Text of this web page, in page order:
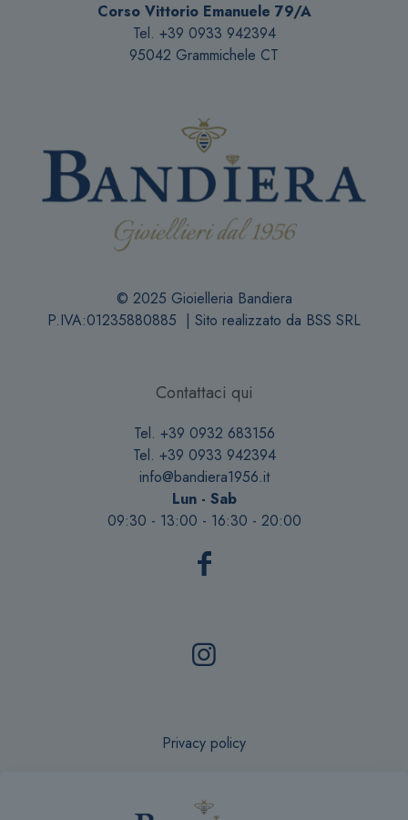
Corso Vittorio Emanuele 79/A
Tel. +39 0933 942394
95042 Grammichele CT
© 2025 Gioielleria Bandiera
P.IVA:01235880885 | Sito realizzato da BSS SRL
Contattaci qui
Tel. +39 0932 683156
Tel. +39 0933 942394
info@bandiera1956.it
Lun - Sab
09:30 - 13:00 - 16:30 - 20:00
Privacy policy